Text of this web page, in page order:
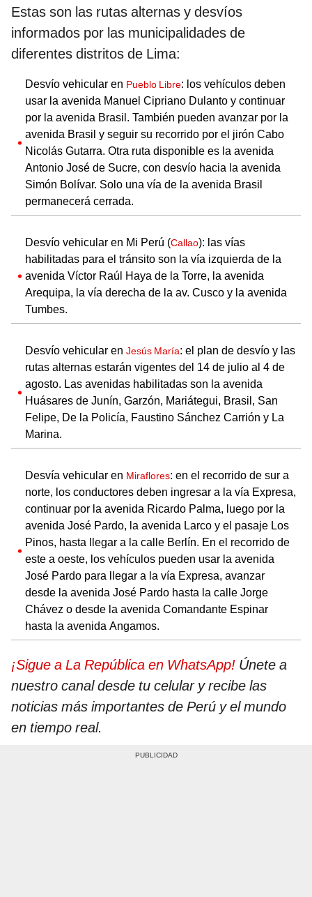
Estas son las rutas alternas y desvíos
informados por las municipalidades de
diferentes distritos de Lima:
Desvío vehicular en Pueblo Libre: los vehículos deben
usar la avenida Manuel Cipriano Dulanto y continuar
por la avenida Brasil. También pueden avanzar por la
avenida Brasil y seguir su recorrido por el jirón Cabo
Nicolás Gutarra. Otra ruta disponible es la avenida
Antonio José de Sucre, con desvío hacia la avenida
Simón Bolívar. Solo una vía de la avenida Brasil
permanecerá cerrada.
Desvío vehicular en Mi Perú (Callao): las vías
habilitadas para el tránsito son la vía izquierda de la
avenida Víctor Raúl Haya de la Torre, la avenida
Arequipa, la vía derecha de la av. Cusco y la avenida
Tumbes.
Desvío vehicular en Jesús María: el plan de desvío y las
rutas alternas estarán vigentes del 14 de julio al 4 de
agosto. Las avenidas habilitadas son la avenida
Huásares de Junín, Garzón, Mariátegui, Brasil, San
Felipe, De la Policía, Faustino Sánchez Carrión y La
Marina.
Desvía vehicular en Miraflores: en el recorrido de sur a
norte, los conductores deben ingresar a la vía Expresa,
continuar por la avenida Ricardo Palma, luego por la
avenida José Pardo, la avenida Larco y el pasaje Los
Pinos, hasta llegar a la calle Berlín. En el recorrido de
este a oeste, los vehículos pueden usar la avenida
José Pardo para llegar a la vía Expresa, avanzar
desde la avenida José Pardo hasta la calle Jorge
Chávez o desde la avenida Comandante Espinar
hasta la avenida Angamos.
¡Sigue a La República en WhatsApp! Únete a
nuestro canal desde tu celular y recibe las
noticias más importantes de Perú y el mundo
en tiempo real.